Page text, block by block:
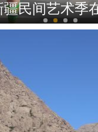
民间艺术季